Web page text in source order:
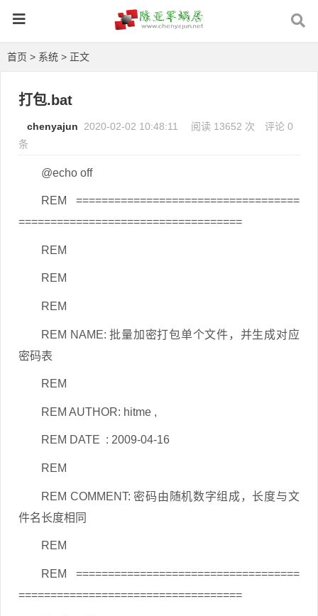
首页 > 系统 > 正文
打包.bat
chenyajun 2020-02-02 10:48:11 阅读 13652 次
评论 0
条
@echo off
REM ===================================
===================================
REM
REM
REM
REM NAME: 批量加密打包单个文件，并生成对应
密码表
REM
REM AUTHOR: hitme ,
REM DATE : 2009-04-16
REM
REM COMMENT: 密码由随机数字组成，长度与文
件名长度相同
REM
REM ===================================
===================================